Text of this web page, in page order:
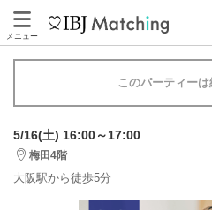
メニュー
このパーティー
5/16(土) 16:00～17:00
梅田4階
大阪駅から徒歩5分